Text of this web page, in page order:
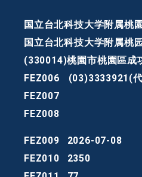
国立台北科技大学附属桃
国立台北科技大学附属桃
(330014)桃園市桃園區成
FEZ006
(03)3333921(
FEZ007
FEZ008
FEZ009
2026-07-08
FEZ010
2350